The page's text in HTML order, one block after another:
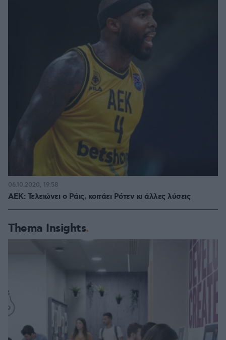
ΑΕΚ: Τελειώνει ο Ράις, κοιτάει Ρότεν κι άλλες λύσεις
06.10.2020, 19:58
Thema Insights